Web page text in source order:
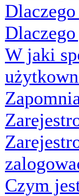
W jaki
Czym